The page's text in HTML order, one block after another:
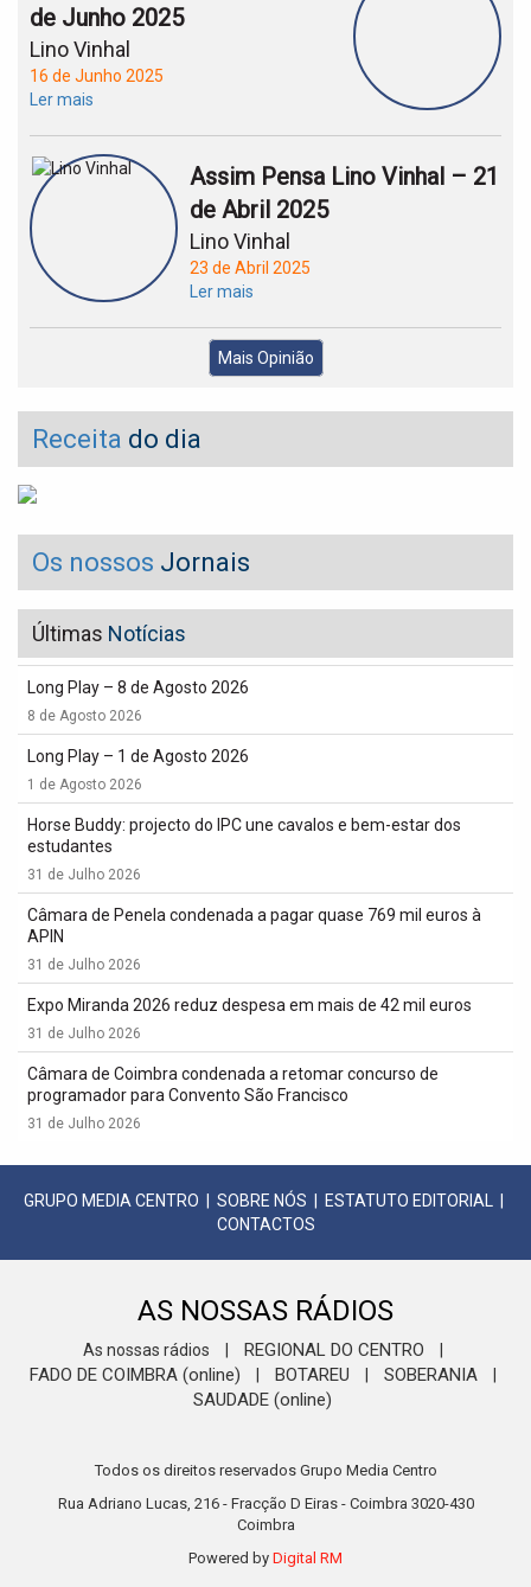
de Junho 2025
Lino Vinhal
16 de Junho 2025
Ler mais
Assim Pensa Lino Vinhal – 21
de Abril 2025
Lino Vinhal
23 de Abril 2025
Ler mais
Mais Opinião
Receita do dia
Os nossos Jornais
Últimas Notícias
Long Play – 8 de Agosto 2026
8 de Agosto 2026
Long Play – 1 de Agosto 2026
1 de Agosto 2026
Horse Buddy: projecto do IPC une cavalos e bem-estar dos
estudantes
31 de Julho 2026
Câmara de Penela condenada a pagar quase 769 mil euros à
APIN
31 de Julho 2026
Expo Miranda 2026 reduz despesa em mais de 42 mil euros
31 de Julho 2026
Câmara de Coimbra condenada a retomar concurso de
programador para Convento São Francisco
31 de Julho 2026
GRUPO MEDIA CENTRO SOBRE NÓS ESTATUTO EDITORIAL
CONTACTOS
AS NOSSAS RÁDIOS
As nossas rádios REGIONAL DO CENTRO
FADO DE COIMBRA (online) BOTAREU SOBERANIA
SAUDADE (online)
Todos os direitos reservados Grupo Media Centro
Rua Adriano Lucas, 216 - Fracção D Eiras - Coimbra 3020-430
Coimbra
Powered by Digital RM